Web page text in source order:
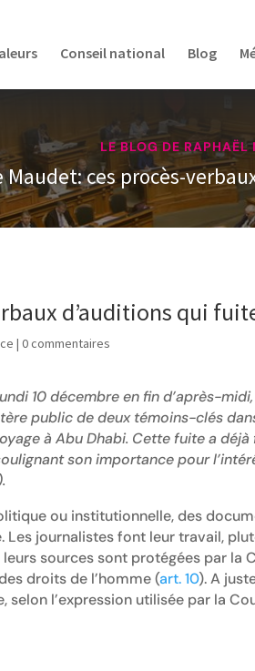
Conseil national Blog
LE BLOG DE RAPHAËL
Maudet: ces procès-
d’auditions qui
|0 commentaires
10 décembre en fin d’après-
public de deux témoins-clés
à Abu Dhabi. Cette fuite a déjà
son importance pour
ou institutionnelle, des
journalistes font leur travail,
sources sont protégées par la
droits de l’homme (art. 10). A
selon l’expression utilisée par la